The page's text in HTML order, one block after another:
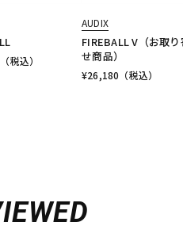
（税込）
AUDIX
FIREBALL V（お取
せ商品）
¥26,180 （税込）